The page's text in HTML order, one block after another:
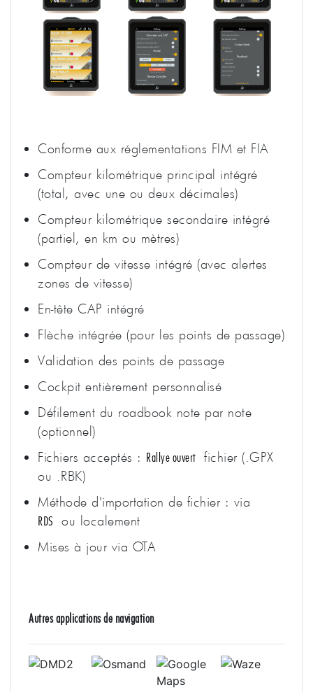
Conforme aux réglementations FIM et FIA
Compteur kilométrique principal intégré
(total, avec une ou deux décimales)
Compteur kilométrique secondaire intégré
(partiel, en km ou mètres)
Compteur de vitesse intégré (avec alertes
zones de vitesse)
En-tête CAP intégré
Flèche intégrée (pour les points de passage)
Validation des points de passage
Cockpit entièrement personnalisé
Défilement du roadbook note par note
(optionnel)
Fichiers acceptés : Rallye ouvert fichier (.GPX
ou .RBK)
Méthode d'importation de fichier : via
RDS
ou localement
Mises à jour via OTA
Autres applications de navigation